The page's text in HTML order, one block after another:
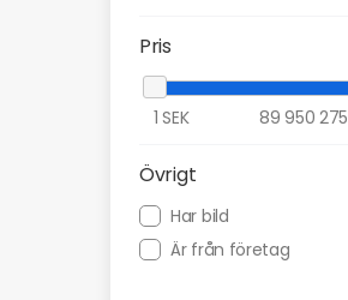
Pris
1 SEK 89 950 275
Övrigt
Har bild
Är från företag